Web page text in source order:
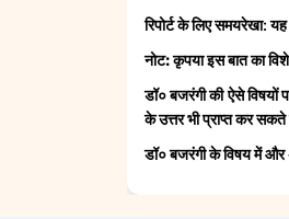
रिपोर्ट के लिए समयरेखा: यह
नोट:कृपया इस बात का
डॉ० बजरंगी की ऐसे
के उत्तर भी प्राप्त कर
डॉ० बजरंगी के विषय में